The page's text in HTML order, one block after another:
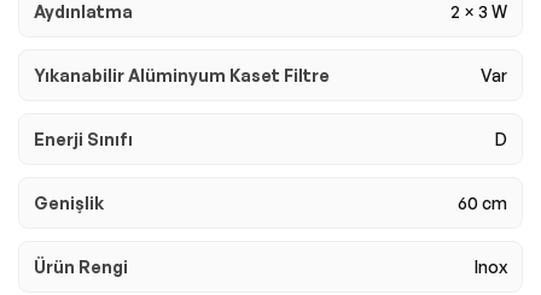
Aydınlatma 2 × 3 W
Yıkanabilir Alüminyum Kaset Filtre Var
Enerji Sınıfı D
Genişlik 60 cm
Ürün Rengi Inox